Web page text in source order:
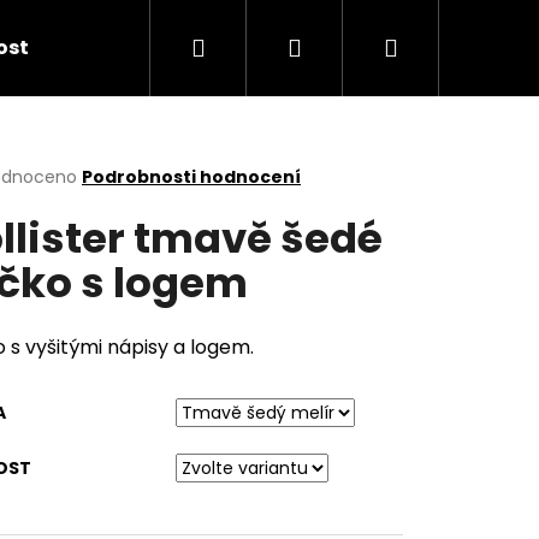
Hledat PřihlášeníNákupní
Podrobnosti hodnocení
tmavě šedé
s logem
s vyšitými nápisy a logem.